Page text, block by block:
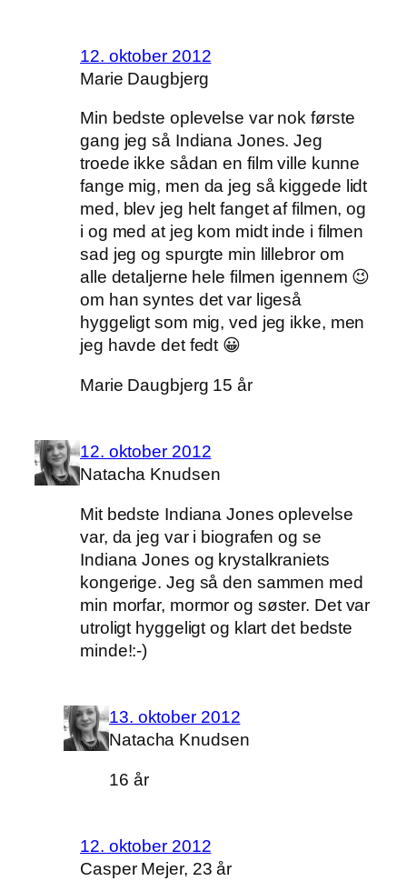
12. oktober 2012
Marie Daugbjerg
Min bedste oplevelse var nok første
gang jeg så Indiana Jones. Jeg
troede ikke sådan en film ville kunne
fange mig, men da jeg så kiggede lidt
med, blev jeg helt fanget af filmen, og
i og med at jeg kom midt inde i filmen
sad jeg og spurgte min lillebror om
alle detaljerne hele filmen igennem 😉
om han syntes det var ligeså
hyggeligt som mig, ved jeg ikke, men
jeg havde det fedt 😀
Marie Daugbjerg 15 år
12. oktober 2012
Natacha Knudsen
Mit bedste Indiana Jones oplevelse
var, da jeg var i biografen og se
Indiana Jones og krystalkraniets
kongerige. Jeg så den sammen med
min morfar, mormor og søster. Det var
utroligt hyggeligt og klart det bedste
minde!:-)
13. oktober 2012
Natacha Knudsen
16 år
12. oktober 2012
Casper Mejer, 23 år